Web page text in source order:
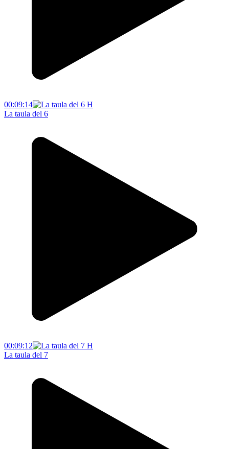
00:09:14
La taula del 6
00:09:12
La taula del 7